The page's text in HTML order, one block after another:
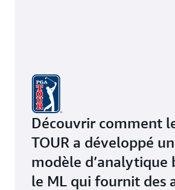
Découvrir comment
TOUR a développé
modèle d’analytique
le ML qui fournit des